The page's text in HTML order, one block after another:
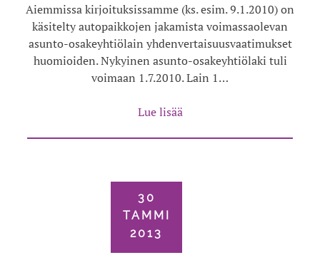
Aiemmissa kirjoituksissamme (ks. esim. 9.1.2010) on
käsitelty autopaikkojen jakamista voimassaolevan
asunto-osakeyhtiölain yhdenvertaisuusvaatimukset
huomioiden. Nykyinen asunto-osakeyhtiölaki tuli
voimaan 1.7.2010. Lain 1…
Lue lisää
30
TAMMI
2013